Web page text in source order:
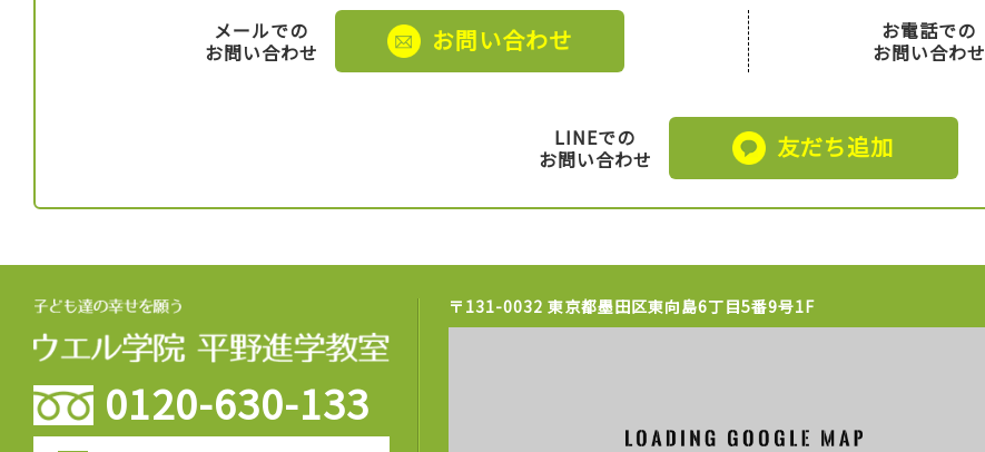
メールでの
お問い合わせ
お問い合わせ
お電話での
お問い合わせ
LINEでの
お問い合わせ
友だち追加
0120-630-133
〒131-0032 東京都墨田区東向島6丁目5番9号1F